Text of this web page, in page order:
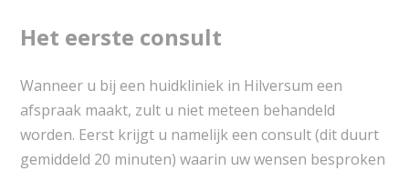
Het eerste consult
Wanneer u bij een huidkliniek in Hilversum een
afspraak maakt, zult u niet meteen behandeld
worden. Eerst krijgt u namelijk een consult (dit duurt
gemiddeld 20 minuten) waarin uw wensen besproken